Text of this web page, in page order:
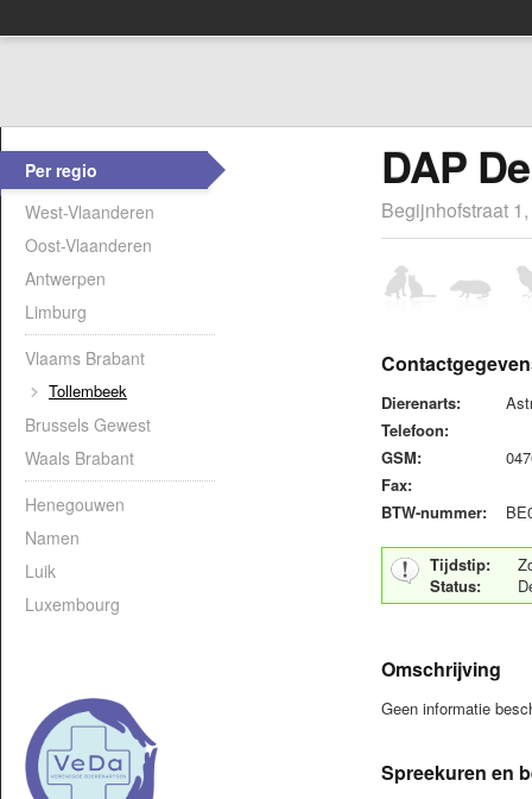
Per regio
West-Vlaanderen
Oost-Vlaanderen
Antwerpen
Limburg
Vlaams Brabant
Tollembeek
Brussels Gewest
Waals Brabant
Henegouwen
Namen
Luik
Luxembourg
DAP
Begijnhofstraat
Dierenarts:
Telefoon:
GSM:
Fax:
BTW-nummer:
Tijdstip:
Status:
Omschrijving
Geen informatie
Spreekuren en